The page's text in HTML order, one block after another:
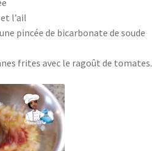
l’ail
pincée de bicarbonate de soude
frites avec le ragoût de tomates.